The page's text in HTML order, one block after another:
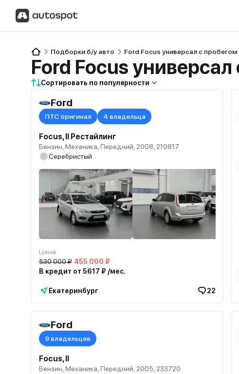
Подборки б/у авто Ford Focus универсал с пробегом
Ford Focus
Сортировать по популярности
Ford
ПТС оригинал 4 владельца
Focus, II Рестайлинг
Бензин, Механика, Передний, 2008, 210817
Серебристый
Цена
530 000 ₽ 455 000 ₽
В кредит от 5617 ₽ /мес.
Екатеринбург 22
Ford
9 владельцев
Focus, II
Бензин, Механика, Передний, 2005, 233720